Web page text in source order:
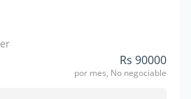
Rs 90000
por mes, No negociable